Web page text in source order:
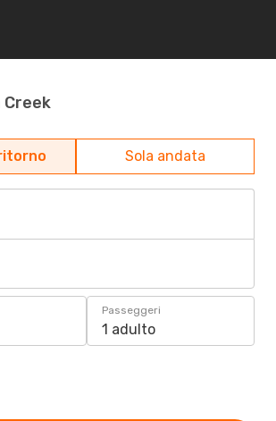
Creek
Sola andata
Passeggeri
1 adulto